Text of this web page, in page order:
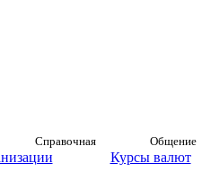
Справочная Общение
Курсы валют